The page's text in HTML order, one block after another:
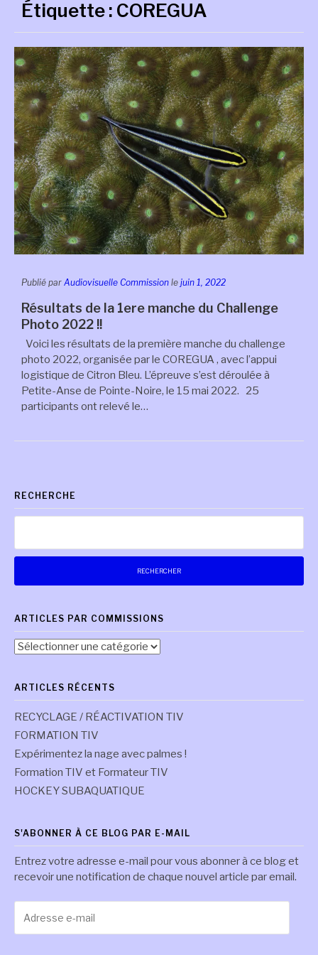
Étiquette : COREGUA
Publié par Audiovisuelle Commission le juin 1, 2022
Résultats de la 1ere manche du Challenge
Photo 2022 !!
Voici les résultats de la première manche du challenge
photo 2022, organisée par le COREGUA , avec l’appui
logistique de Citron Bleu. L’épreuve s’est déroulée à
Petite-Anse de Pointe-Noire, le 15 mai 2022. 25
participants ont relevé le…
RECHERCHE
ARTICLES PAR COMMISSIONS
Articles
ARTICLES RÉCENTS
RECYCLAGE / RÉACTIVATION TIV
FORMATION TIV
Expérimentez la nage avec palmes !
Formation TIV et Formateur TIV
HOCKEY SUBAQUATIQUE
S'ABONNER À CE BLOG PAR E-MAIL
Entrez votre adresse e-mail pour vous abonner à ce blog et
recevoir une notification de chaque nouvel article par email.
e-